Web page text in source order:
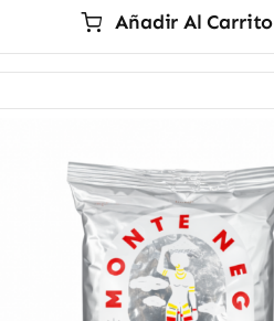
Añadir Al Carrito